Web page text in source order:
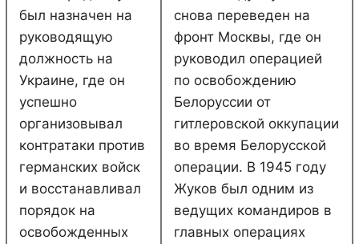
был назначен на
руководящую
должность на
Украине, где он
успешно
организовывал
контратаки против
германских войск
и восстанавливал
порядок на
освобожденных
снова переведен на
фронт Москвы, где он
руководил операцией
по освобождению
Белоруссии от
гитлеровской оккупации
во время Белорусской
операции. В 1945 году
Жуков был одним из
ведущих командиров в
главных операциях